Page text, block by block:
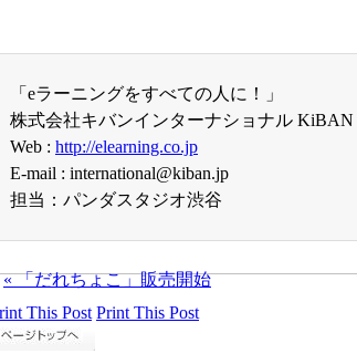
「eラーニングをすべての人に！」
株式会社キバンインターナショナル
Web : http://elearning.co.jp
E-mail : international@kiban.jp
担当：パンダスタジオ渋谷
«「だれちょこ」販売開始
Print This Post